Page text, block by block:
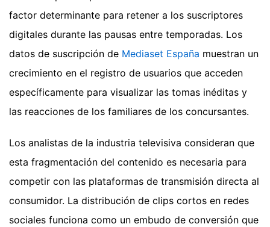
factor determinante para retener a los suscriptores
digitales durante las pausas entre temporadas. Los
datos de suscripción de Mediaset España muestran un
crecimiento en el registro de usuarios que acceden
específicamente para visualizar las tomas inéditas y
las reacciones de los familiares de los concursantes.
Los analistas de la industria televisiva consideran que
esta fragmentación del contenido es necesaria para
competir con las plataformas de transmisión directa al
consumidor. La distribución de clips cortos en redes
sociales funciona como un embudo de conversión que